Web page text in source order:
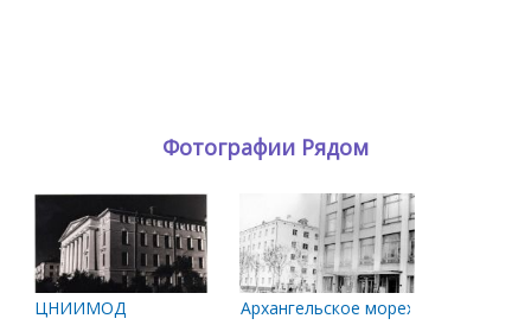
Фотографии Рядом
ЦНИИМОД Архангельское мореходное